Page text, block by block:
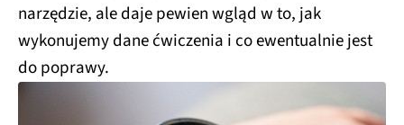
narzędzie, ale daje pewien wgląd w to, jak
wykonujemy dane ćwiczenia i co ewentualnie jest
do poprawy.